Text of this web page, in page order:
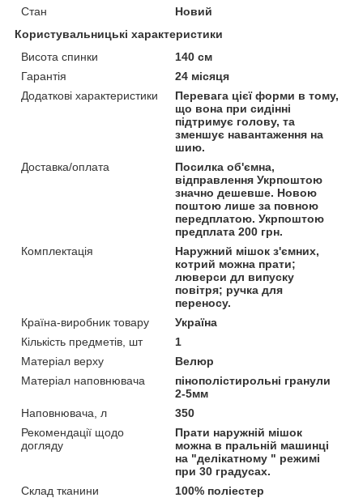
Стан
Новий
Користувальницькі характеристики
Висота спинки
140 см
Гарантія
24 місяця
Додаткові характеристики
Перевага цієї форми в тому,
що вона при сидінні
підтримує голову, та
зменшує навантаження на
шию.
Доставка/оплата
Посилка об'ємна,
відправлення Укрпоштою
значно дешевше. Новою
поштою лише за повною
передплатою. Укрпоштою
предплата 200 грн.
Комплектація
Наружний мішок з'ємних,
котрий можна прати;
люверси дл випуску
повітря; ручка для
переносу.
Країна-виробник товару
Україна
Кількість предметів, шт
1
Матеріал верху
Велюр
Матеріал наповнювача
пінополістирольні гранули
2-5мм
Наповнювача, л
350
Рекомендації щодо
догляду
Прати наружній мішок
можна в пральній машинці
на "делікатному " режимі
при 30 градусах.
Склад тканини
100% поліестер